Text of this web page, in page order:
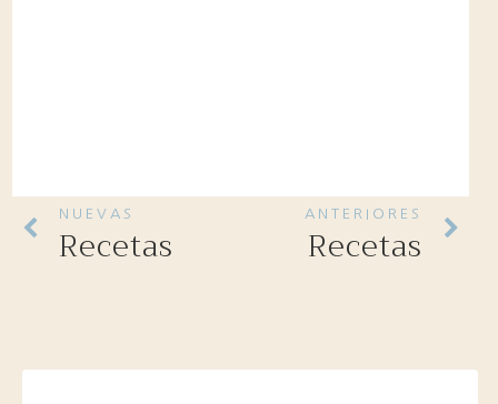
NUEVAS
Recetas
ANTERIORES
Recetas